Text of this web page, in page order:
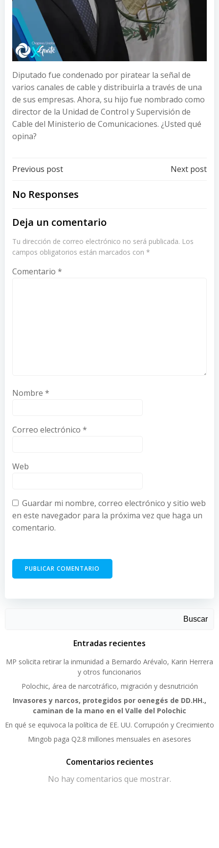
Diputado fue condenado por piratear la señal de
varios canales de cable y distribuirla a través de una
de sus empresas. Ahora, su hijo fue nombrado como
director de la Unidad de Control y Supervisión de
Cable del Ministerio de Comunicaciones. ¿Usted qué
opina?
Post
navigation
Previous post Next post
No Responses
Deja un comentario
Tu dirección de correo electrónico no será publicada. Los
campos obligatorios están marcados con *
Comentario *
Nombre *
Correo electrónico *
Web
Guardar mi nombre, correo electrónico y sitio web
en este navegador para la próxima vez que haga un
comentario.
Buscar
Entradas recientes
MP solicita retirar la inmunidad a Bernardo Arévalo, Karin Herrera
y otros funcionarios
Polochic, área de narcotráfico, migración y desnutrición
Invasores y narcos, protegidos por oenegés de DD.HH.,
caminan de la mano en el Valle del Polochic
En qué se equivoca la política de EE. UU. Corrupción y Crecimiento
Mingob paga Q2.8 millones mensuales en asesores
Comentarios recientes
No hay comentarios que mostrar.